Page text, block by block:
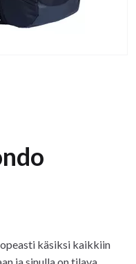
käsiksi kaikkiin